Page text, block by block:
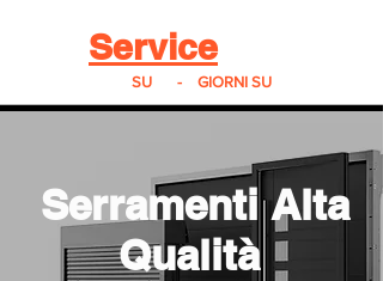
Service
SU - GIORNI SU
Serramenti Alta
Qualità